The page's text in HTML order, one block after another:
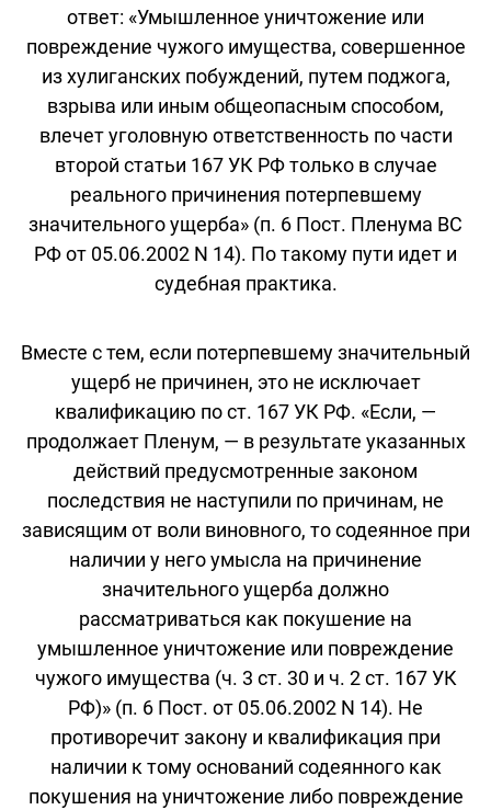
ответ: «Умышленное уничтожение или
повреждение чужого имущества, совершенное
из хулиганских побуждений, путем поджога,
взрыва или иным общеопасным способом,
влечет уголовную ответственность по части
второй статьи 167 УК РФ только в случае
реального причинения потерпевшему
значительного ущерба» (п. 6 Пост. Пленума ВС
РФ от 05.06.2002 N 14). По такому пути идет и
судебная практика.
Вместе с тем, если потерпевшему значительный
ущерб не причинен, это не исключает
квалификацию по ст. 167 УК РФ. «Если, —
продолжает Пленум, — в результате указанных
действий предусмотренные законом
последствия не наступили по причинам, не
зависящим от воли виновного, то содеянное при
наличии у него умысла на причинение
значительного ущерба должно
рассматриваться как покушение на
умышленное уничтожение или повреждение
чужого имущества (ч. 3 ст. 30 и ч. 2 ст. 167 УК
РФ)» (п. 6 Пост. от 05.06.2002 N 14). Не
противоречит закону и квалификация при
наличии к тому оснований содеянного как
покушения на уничтожение либо повреждение